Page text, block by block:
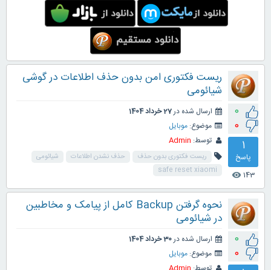
0
0
1
پاسخ
143
visibility
ریست فکتوری امن بدون حذف اطلاعات در گوشی
شیائومی
ارسال شده در27 خرداد 1404
موضوع: موبایل
توسط: Admin
ریست فکتوری بدون حذف حذف نشدن اطلاعات
شیائومی
safe reset xiaomi
0
0
نحوه گرفتن Backup کامل از پیامک و مخاطبین
در شیائومی
ارسال شده در30 خرداد 1404
موضوع: موبایل